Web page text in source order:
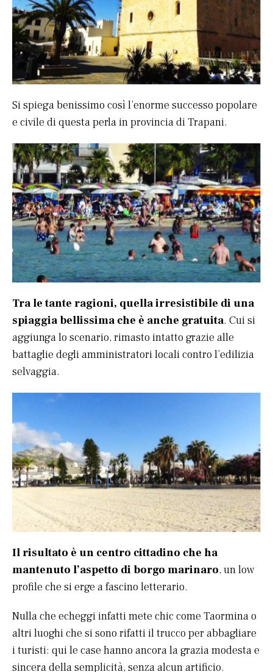
Si spiega benissimo così l’enorme successo popolare
e civile di questa perla in provincia di Trapani.
Tra le tante ragioni, quella irresistibile di una
spiaggia bellissima che è anche gratuita. Cui si
aggiunga lo scenario, rimasto intatto grazie alle
battaglie degli amministratori locali contro l’edilizia
selvaggia.
Il risultato è un centro cittadino che ha
mantenuto l’aspetto di borgo marinaro, un low
profile che si erge a fascino letterario.
Nulla che echeggi infatti mete chic come Taormina o
altri luoghi che si sono rifatti il trucco per abbagliare
i turisti: qui le case hanno ancora la grazia modesta e
sincera della semplicità, senza alcun artificio.